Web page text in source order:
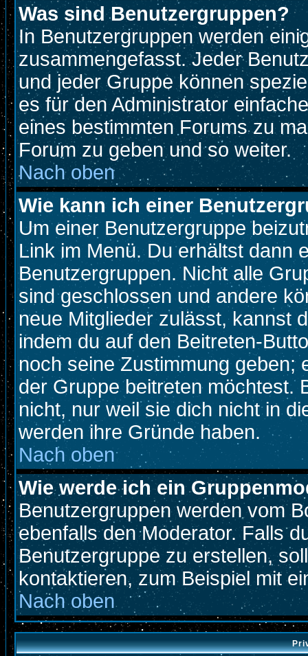
Was sind Benutzergruppen?
In Benutzergruppen werden
zusammengefasst. Jeder
und jeder Gruppe können
es für den Administrator
eines bestimmten Forums zu
Forum zu geben und so weiter.
Nach oben
Wie kann ich einer
Um einer Benutzergruppe
Link im Menü. Du erhältst dann
Benutzergruppen. Nicht alle
sind geschlossen und andere
neue Mitglieder zulässt, kannst
indem du auf den Beitreten-
noch seine Zustimmung geben;
der Gruppe beitreten möchtest.
nicht, nur weil sie dich nicht in
werden ihre Gründe haben.
Nach oben
Wie werde ich ein
Benutzergruppen werden vom
ebenfalls den Moderator. Falls
Benutzergruppe zu erstellen,
kontaktieren, zum Beispiel mit
Nach oben